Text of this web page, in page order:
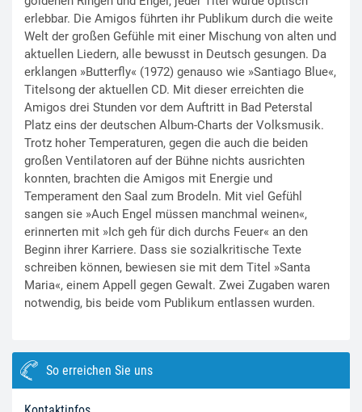
erlebbar. Die Amigos führten ihr Publikum durch die weite
Welt der großen Gefühle mit einer Mischung von alten und
aktuellen Liedern, alle bewusst in Deutsch gesungen. Da
erklangen »Butterfly« (1972) genauso wie »Santiago Blue«,
Titelsong der aktuellen CD. Mit dieser erreichten die
Amigos drei Stunden vor dem Auftritt in Bad Peterstal
Platz eins der deutschen Album-Charts der Volksmusik.
Trotz hoher Temperaturen, gegen die auch die beiden
großen Ventilatoren auf der Bühne nichts ausrichten
konnten, brachten die Amigos mit Energie und
Temperament den Saal zum Brodeln. Mit viel Gefühl
sangen sie »Auch Engel müssen manchmal weinen«,
erinnerten mit »Ich geh für dich durchs Feuer« an den
Beginn ihrer Karriere. Dass sie sozialkritische Texte
schreiben können, bewiesen sie mit dem Titel »Santa
Maria«, einem Appell gegen Gewalt. Zwei Zugaben waren
notwendig, bis beide vom Publikum entlassen wurden.
So erreichen Sie uns